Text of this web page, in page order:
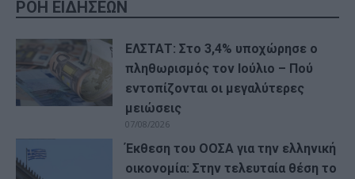
ΡΟΗ ΕΙΔΗΣΕΩΝ
ΕΛΣΤΑΤ: Στο 3,4% υποχώρησε ο
πληθωρισμός τον Ιούλιο – Πού
εντοπίζονται οι μεγαλύτερες
μειώσεις
07/08/2026
Έκθεση του ΟΟΣΑ για την ελληνική
οικονομία: Στην τελευταία θέση το